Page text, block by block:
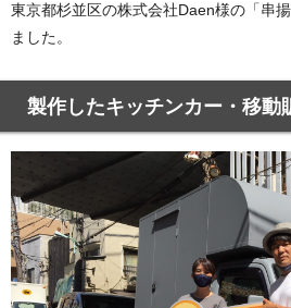
東京都杉並区の株式会社Daen様の「串
ました。
製作したキッチンカー・移動